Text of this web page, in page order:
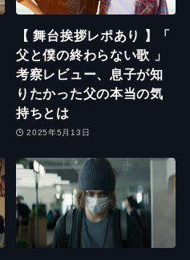
【 舞台挨拶レポあり 】「
父と僕の終わらない歌 」
考察レビュー、息子が知
りたかった父の本当の気
持ちとは
2025年5月13日